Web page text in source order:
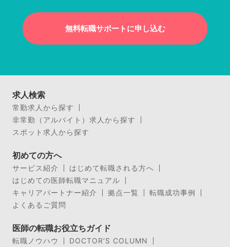
無料転職サポートに申し込む
求人検索
常勤求人から探す
非常勤（アルバイト）求人から探す
スポット求人から探す
初めての方へ
サービス紹介
はじめて転職される方へ
はじめての医師転職マニュアル
キャリアパートナー紹介
拠点一覧
転職成功事例
よくあるご質問
医師の転職お役立ちガイド
転職ノウハウ
DOCTOR’S COLUMN